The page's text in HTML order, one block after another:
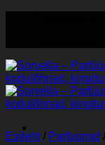
Esileht / Parfuumid /